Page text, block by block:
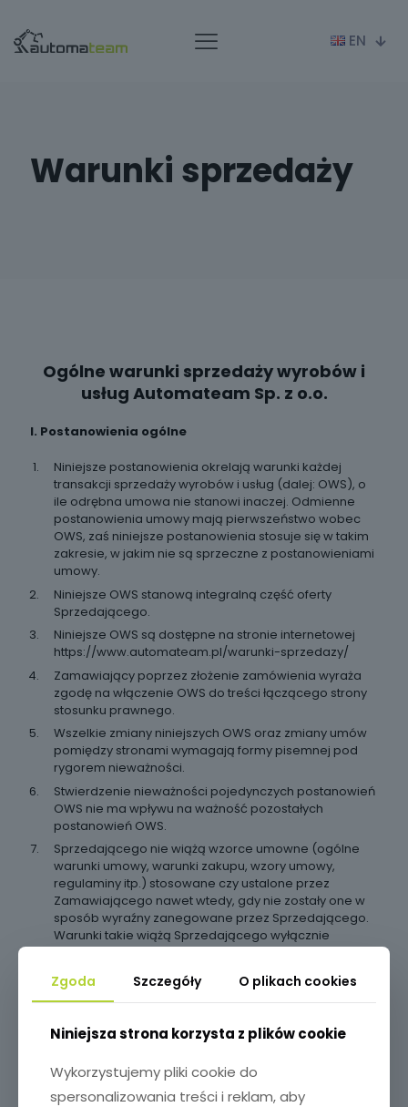
EN
Warunki sprzedaży
Ogólne warunki sprzedaży wyrobów i
usług Automateam Sp. z o.o.
I. Postanowienia ogólne
Niniejsze postanowienia okrelają warunki każdej
transakcji sprzedaży wyrobów i usług (dalej: OWS), o
ile odrębna umowa nie stanowi inaczej. Odmienne
postanowienia umowy mają pierwszeństwo wobec
OWS, zaś niniejsze postanowienia stosuje się w takim
zakresie, w jakim nie są sprzeczne z postanowieniami
umowy.
Niniejsze OWS stanową integralną część oferty
Sprzedającego.
Niniejsze OWS są dostępne na stronie internetowej
https://www.automateam.pl/warunki-sprzedazy/
Zamawiający poprzez złożenie zamówienia wyraża
zgodę na włączenie OWS do treści łączącego strony
stosunku prawnego.
Wszelkie zmiany niniejszych OWS oraz zmiany umów
pomiędzy stronami wymagają formy pisemnej pod
rygorem nieważności.
Stwierdzenie nieważności pojedynczych postanowień
OWS nie ma wpływu na ważność pozostałych
postanowień OWS.
Sprzedającego nie wiążą wzorce umowne (ogólne
warunki umowy, warunki zakupu, wzory umowy,
regulaminy itp.) stosowane czy ustalone przez
Zamawiającego nawet wtedy, gdy nie zostały one w
sposób wyraźny zanegowane przez Sprzedającego.
Warunki takie wiążą Sprzedającego wyłącznie
wówczas, gdy wyrazi on pisemnie zgodę na
obowiązków Stron. Potwierdzenie przez
Sprzedającego przyjęcia zamówienia, którego
charakterze ogólnych warunków zakupu,
akceptacji przez Sprzedającego.
Zgoda Szczegóły O plikach cookies
Niniejsza strona korzysta z plików cookie
Wykorzystujemy pliki cookie do
spersonalizowania treści i reklam, aby